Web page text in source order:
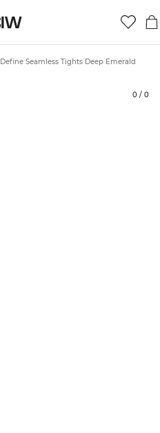
Define Seamless Tights Deep Emerald
0 / 0